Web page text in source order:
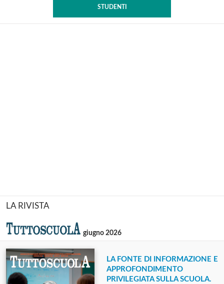
STUDENTI
LA RIVISTA
giugno 2026
LA FONTE DI INFORMAZIONE E
APPROFONDIMENTO
PRIVILEGIATA SULLA SCUOLA.